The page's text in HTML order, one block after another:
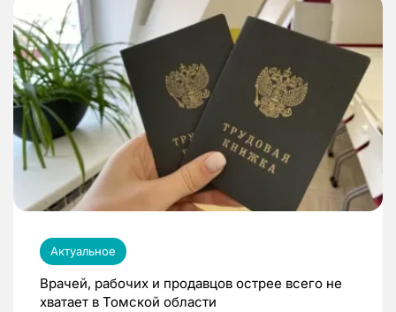
Актуальное
Врачей, рабочих и продавцов острее всего не
хватает в Томской области